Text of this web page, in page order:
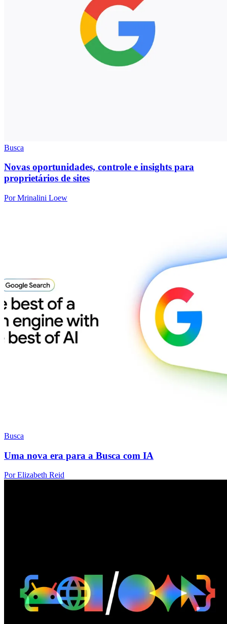
Busca
Novas oportunidades, controle e insights para
proprietários de sites
Por Mrinalini Loew
Busca
Uma nova era para a Busca com IA
Por Elizabeth Reid